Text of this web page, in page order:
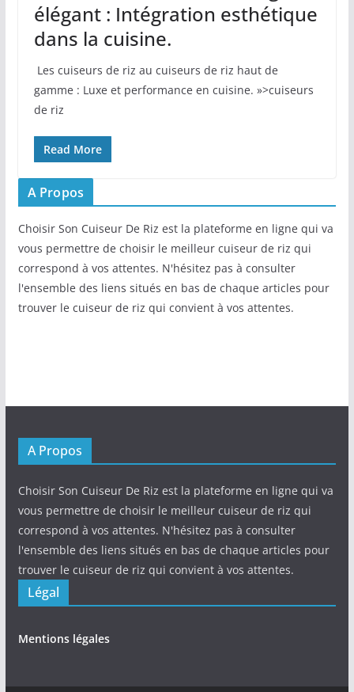
élégant : Intégration esthétique
dans la cuisine.
​ Les cuiseurs​ de riz au cuiseurs de riz haut de
gamme : Luxe et performance en cuisine. »>cuiseurs
de riz
Read More
A Propos
Choisir Son Cuiseur De Riz est la plateforme en ligne qui va
vous permettre de choisir le meilleur cuiseur de riz qui
correspond à vos attentes. N'hésitez pas à consulter
l'ensemble des liens situés en bas de chaque articles pour
trouver le cuiseur de riz qui convient à vos attentes.
A Propos
Choisir Son Cuiseur De Riz est la plateforme en ligne qui va
vous permettre de choisir le meilleur cuiseur de riz qui
correspond à vos attentes. N'hésitez pas à consulter
l'ensemble des liens situés en bas de chaque articles pour
trouver le cuiseur de riz qui convient à vos attentes.
Légal
Mentions légales